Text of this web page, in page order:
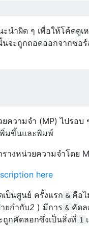
ะนำผิด ๆ เพื่อให้โค้ดดู
จะถูกถอดออกจากซอ
ยความจำ (MP) ไปรอ
พิ่มขึ้นและพิมพ์
งหน่วยความจำโดย
ป็นศูนย์ ครั้งแรก & คือ
ยกำกับ2 ) มีการ & คัดล
ถูกคัดลอกซึ่งเป็นสิ่งที่ 1